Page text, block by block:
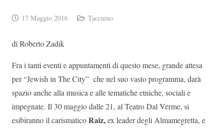
17 Maggio 2016 Taccuino
di Roberto Zadik
Fra i tanti eventi e appuntamenti di questo mese, grande attesa
per “Jewish in The City” che nel suo vasto programma, darà
spazio anche alla musica e alle tematiche etniche, sociali e
impegnate. Il 30 maggio dalle 21, al Teatro Dal Verme, si
esibiranno il carismaticoRaiz,ex leader degli Almamegretta, e